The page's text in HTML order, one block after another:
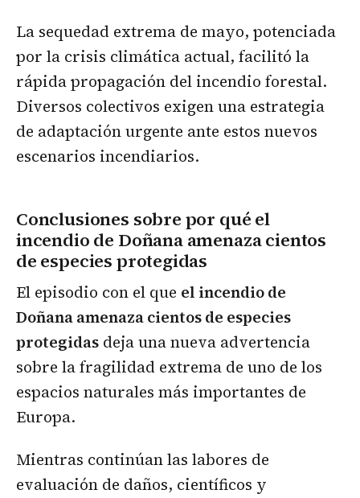
La sequedad extrema de mayo, potenciada
por la crisis climática actual, facilitó la
rápida propagación del incendio forestal.
Diversos colectivos exigen una estrategia
de adaptación urgente ante estos nuevos
escenarios incendiarios.
Conclusiones sobre por qué el
incendio de Doñana amenaza cientos
de especies protegidas
El episodio con el que el incendio de
Doñana amenaza cientos de especies
protegidas deja una nueva advertencia
sobre la fragilidad extrema de uno de los
espacios naturales más importantes de
Europa.
Mientras continúan las labores de
evaluación de daños, científicos y